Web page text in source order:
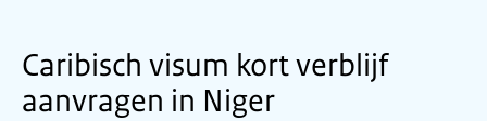
Caribisch visum kort verblijf
aanvragen in Niger